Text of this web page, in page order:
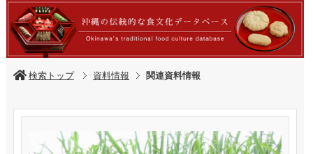
検索トップ 資料情報 関連資料情報